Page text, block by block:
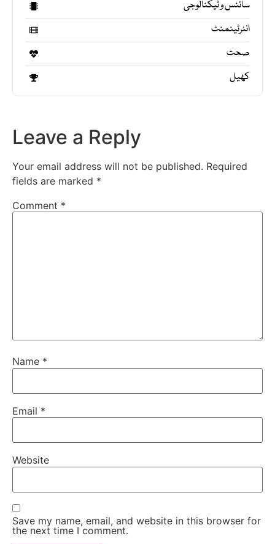
سائنس و ٹیکنالوجی
انٹرٹینمنٹ
صحت
کھیل
Leave a Reply
Your email address will not be published. Required
fields are marked *
Comment *
Name *
Email *
Website
Save my name, email, and website in this browser for
the next time I comment.